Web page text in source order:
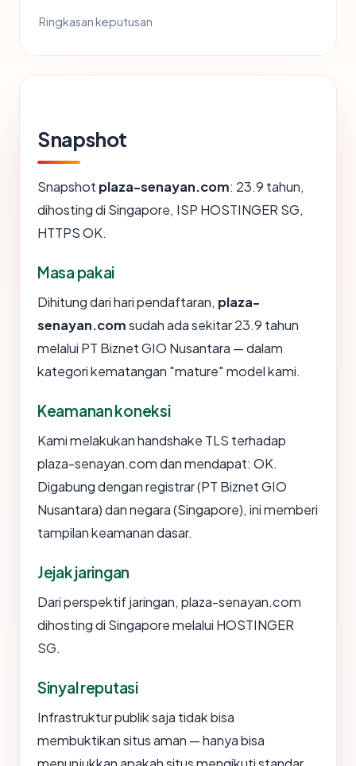
Ringkasan keputusan
Snapshot
Snapshot plaza-senayan.com: 23.9 tahun,
dihosting di Singapore, ISP HOSTINGER SG,
HTTPS OK.
Masa pakai
Dihitung dari hari pendaftaran, plaza-
senayan.comsudah ada sekitar 23.9 tahun
melalui PT Biznet GIO Nusantara — dalam
kategori kematangan "mature" model kami.
Keamanan koneksi
Kami melakukan handshake TLS terhadap
plaza-senayan.com dan mendapat: OK.
Digabung dengan registrar (PT Biznet GIO
Nusantara) dan negara (Singapore), ini memberi
tampilan keamanan dasar.
Jejak jaringan
Dari perspektif jaringan, plaza-senayan.com
dihosting di Singapore melalui HOSTINGER
SG.
Sinyal reputasi
Infrastruktur publik saja tidak bisa
membuktikan situs aman — hanya bisa